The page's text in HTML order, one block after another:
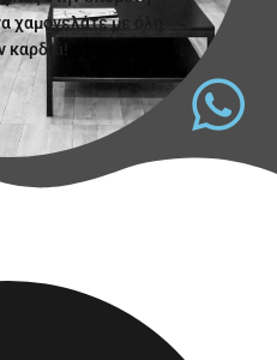
χαμογελάτε με όλη
καρδιά!